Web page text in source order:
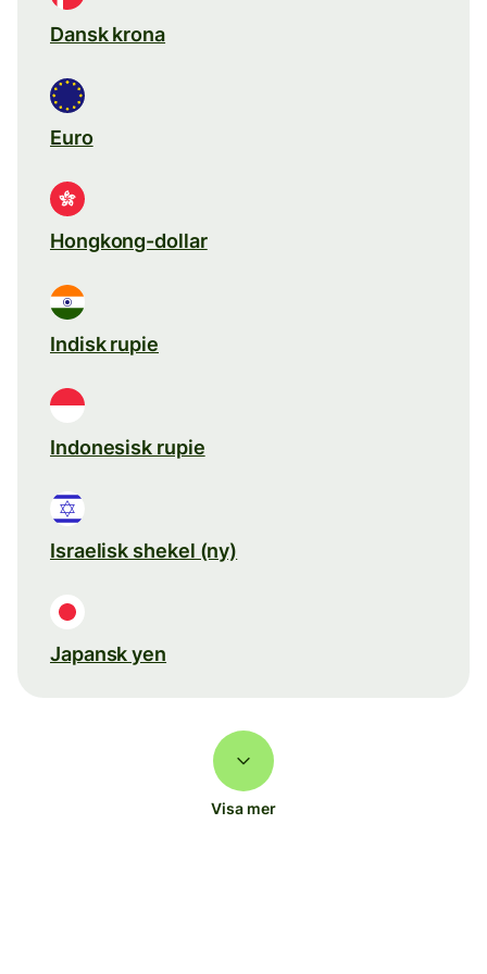
Dansk krona
Euro
Hongkong-dollar
Indisk rupie
Indonesisk rupie
Israelisk shekel (ny)
Japansk yen
Visa mer